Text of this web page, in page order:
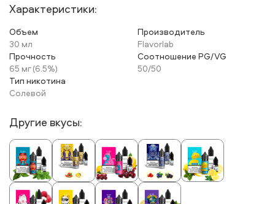
Характеристики:
Объем
30 мл
Производитель
Flavorlab
Прочность
65 мг (6.5%)
Соотношение PG/VG
50/50
Тип никотина
Солевой
Другие вкусы: